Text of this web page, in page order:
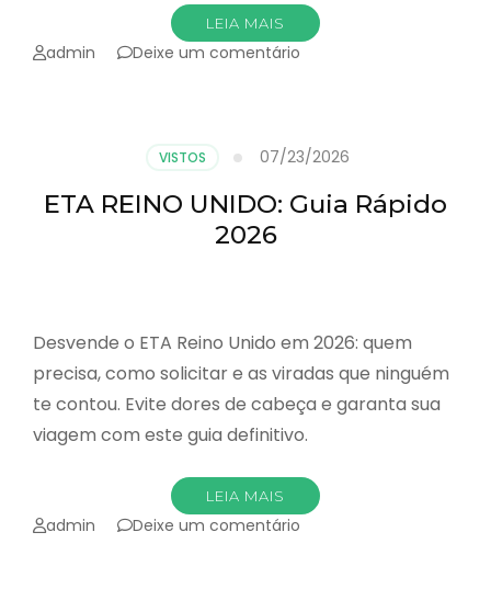
LEIA MAIS
admin Deixe um comentário
que
muda
Visto
VISTOS 07/23/2026
ETA REINO UNIDO: Guia Rápido
2026
Desvende o ETA Reino Unido em 2026: quem
precisa, como solicitar e as viradas que ninguém
te contou. Evite dores de cabeça e garanta sua
viagem com este guia definitivo.
LEIA MAIS
admin Deixe um comentário